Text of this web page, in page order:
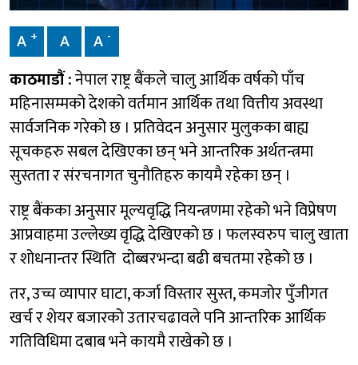
A + A A -
काठमाडौं :नेपाल राष्ट्र बैंकले चालु आर्थिक वर्षको पाँच
महिनासम्मको देशको वर्तमान आर्थिक तथा वित्तीय अवस्था
सार्वजनिक गरेको छ । प्रतिवेदन अनुसार मुलुकका बाह्य
सूचकहरु सबल देखिएका छन् भने आन्तरिक अर्थतन्त्रमा
सुस्तता र संरचनागत चुनौतिहरु कायमै रहेका छन् ।
राष्ट्र बैंकका अनुसार मूल्यवृद्धि नियन्त्रणमा रहेको भने विप्रेषण
आप्रवाहमा उल्लेख्य वृद्धि देखिएको छ । फलस्वरुप चालु खाता
र शोधनान्तर स्थिति दोब्बरभन्दा बढी बचतमा रहेको छ ।
तर, उच्च व्यापार घाटा, कर्जा विस्तार सुस्त, कमजोर पुँजीगत
खर्च र शेयर बजारको उतारचढावले पनि आन्तरिक आर्थिक
गतिविधिमा दबाब भने कायमै राखेको छ ।